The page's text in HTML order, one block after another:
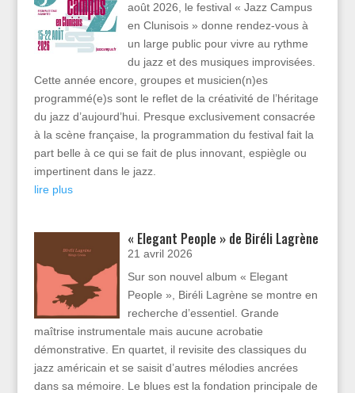
août 2026, le festival « Jazz Campus
en Clunisois » donne rendez-vous à
un large public pour vivre au rythme
du jazz et des musiques improvisées.
Cette année encore, groupes et musicien(n)es
programmé(e)s sont le reflet de la créativité de l’héritage
du jazz d’aujourd’hui. Presque exclusivement consacrée
à la scène française, la programmation du festival fait la
part belle à ce qui se fait de plus innovant, espiègle ou
impertinent dans le jazz.
lire plus
« Elegant People » de Biréli Lagrène
21 avril 2026
Sur son nouvel album « Elegant
People », Biréli Lagrène se montre en
recherche d’essentiel. Grande
maîtrise instrumentale mais aucune acrobatie
démonstrative. En quartet, il revisite des classiques du
jazz américain et se saisit d’autres mélodies ancrées
dans sa mémoire. Le blues est la fondation principale de